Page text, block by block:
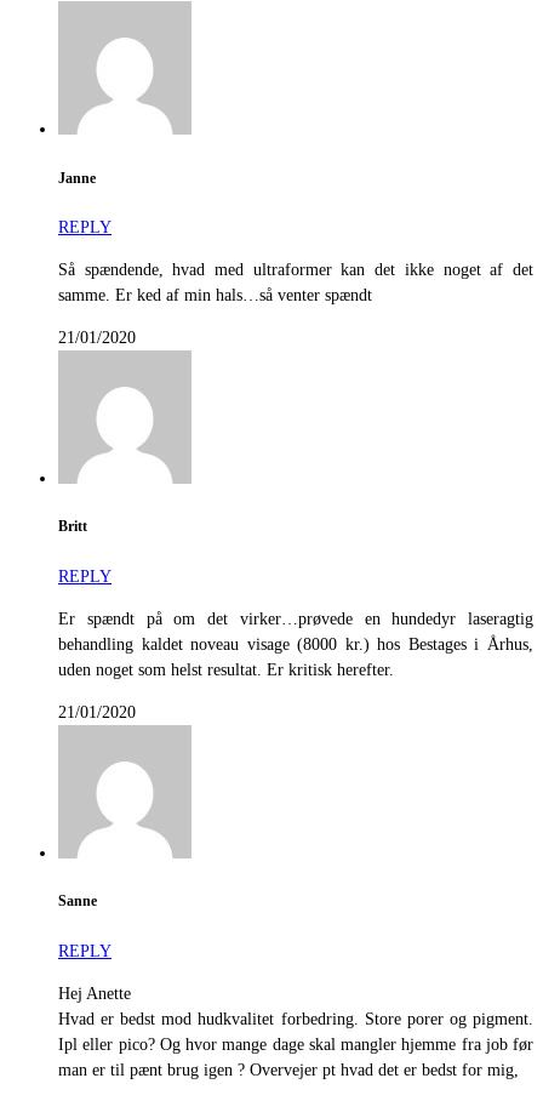
Janne
REPLY
Så spændende, hvad med ultraformer kan det ikke noget af det
samme. Er ked af min hals…så venter spændt
21/01/2020
Britt
REPLY
Er spændt på om det virker…prøvede en hundedyr laseragtig
behandling kaldet noveau visage (8000 kr.) hos Bestages i Århus,
uden noget som helst resultat. Er kritisk herefter.
21/01/2020
Sanne
REPLY
Hej Anette
Hvad er bedst mod hudkvalitet forbedring. Store porer og pigment.
Ipl eller pico? Og hvor mange dage skal mangler hjemme fra job før
man er til pænt brug igen ? Overvejer pt hvad det er bedst for mig,